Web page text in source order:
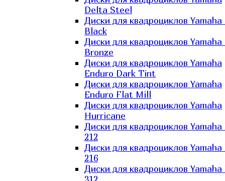
Delta Steel
Диски для квадроциклов
Black
Диски для квадроциклов
Bronze
Диски для квадроциклов Yamaha
Enduro Dark Tint
Диски для квадроциклов Yamaha
Enduro Flat Mill
Диски для квадроциклов Yamaha
Hurricane
Диски для квадроциклов
212
Диски для квадроциклов
216
Диски для квадроциклов